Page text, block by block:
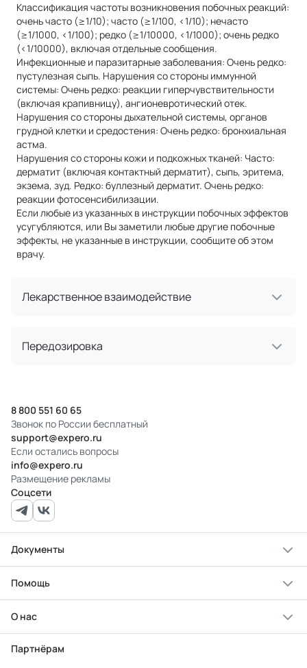
Классификация частоты возникновения побочных реакций:
очень часто (≥1/10); часто (≥1/100, <1/10); нечасто
(≥1/1000, <1/100); редко (≥1/10000, <1/1000); очень редко
(<1/10000), включая отдельные сообщения.
Инфекционные и паразитарные заболевания: Очень редко:
пустулезная сыпь. Нарушения со стороны иммунной
системы: Очень редко: реакции гиперчувствительности
(включая крапивницу), ангионевротический отек.
Нарушения со стороны дыхательной системы, органов
грудной клетки и средостения: Очень редко: бронхиальная
астма.
Нарушения со стороны кожи и подкожных тканей: Часто:
дерматит (включая контактный дерматит), сыпь, эритема,
экзема, зуд. Редко: буллезный дерматит. Очень редко:
реакции фотосенсибилизации.
Если любые из указанных в инструкции побочных эффектов
усугубляются, или Вы заметили любые другие побочные
эффекты, не указанные в инструкции, сообщите об этом
врачу.
Лекарственное взаимодействие
Передозировка
8 800 551 60 65
Звонок по России бесплатный
support@expero.ru
Если остались вопросы
info@expero.ru
Размещение рекламы
Соцсети
Документы
Помощь
О нас
Партнёрам